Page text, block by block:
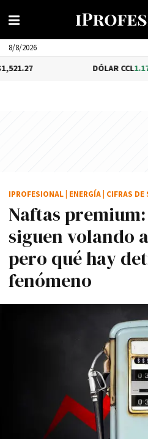
8/8/2026
1.17%$1,577.88
Naftas
siguen volando
pero qué hay
fenómeno
IPROFESIONAL ENERGÍA CIFRAS DE